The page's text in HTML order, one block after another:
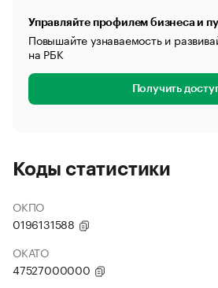
Управляйте профилем бизнеса и
Повышайте узнаваемость и
на РБК
Получить
Коды статистики
ОКПО
0196131588
ОКАТО
47527000000